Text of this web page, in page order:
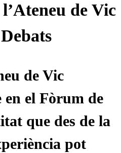
de Vic
de Vic
en el Fòrum de
que des de la
pot